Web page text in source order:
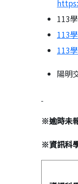
113
113
113
陽明
※逾時未
※資訊科